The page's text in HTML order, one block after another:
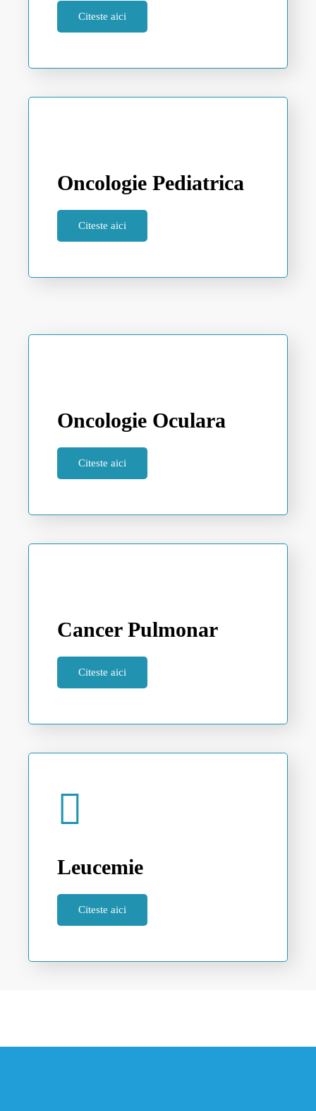
Citeste aici
Oncologie Pediatrica
Citeste aici
Oncologie Oculara
Citeste aici
Cancer Pulmonar
Citeste aici
Leucemie
Citeste aici